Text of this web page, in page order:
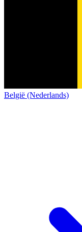
België (Nederlands)